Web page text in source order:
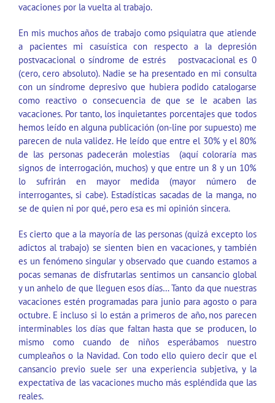
vacaciones por la vuelta al trabajo.
En mis muchos años de trabajo como psiquiatra que atiende
a pacientes mi casuística con respecto a la depresión
postvacacional o síndrome de estrés postvacacional es 0
(cero, cero absoluto). Nadie se ha presentado en mi consulta
con un síndrome depresivo que hubiera podido catalogarse
como reactivo o consecuencia de que se le acaben las
vacaciones. Por tanto, los inquietantes porcentajes que todos
hemos leído en alguna publicación (on-line por supuesto) me
parecen de nula validez. He leído que entre el 30% y el 80%
de las personas padecerán molestias (aquí coloraría mas
signos de interrogación, muchos) y que entre un 8 y un 10%
lo sufrirán en mayor medida (mayor número de
interrogantes, si cabe). Estadísticas sacadas de la manga, no
se de quien ni por qué, pero esa es mi opinión sincera.
Es cierto que a la mayoría de las personas (quizá excepto los
adictos al trabajo) se sienten bien en vacaciones, y también
es un fenómeno singular y observado que cuando estamos a
pocas semanas de disfrutarlas sentimos un cansancio global
y un anhelo de que lleguen esos días… Tanto da que nuestras
vacaciones estén programadas para junio para agosto o para
octubre. E incluso si lo están a primeros de año, nos parecen
interminables los días que faltan hasta que se producen, lo
mismo como cuando de niños esperábamos nuestro
cumpleaños o la Navidad. Con todo ello quiero decir que el
cansancio previo suele ser una experiencia subjetiva, y la
expectativa de las vacaciones mucho más espléndida que las
reales.